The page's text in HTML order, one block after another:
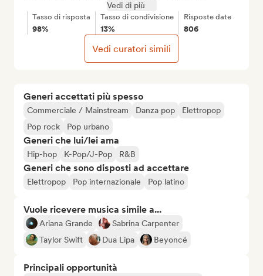
Generi accettati più spesso
Commerciale / Mainstream Danza pop
Elettropop
Pop rock
Pop urbano
Generi che lui/lei ama
Hip-hop K-Pop/J-Pop R&B
Generi che sono disposti ad accettare
Elettropop Pop internazionale Pop latino
Vuole ricevere musica simile a...
Ariana Grande
Sabrina Carpenter
Taylor Swift
Dua Lipa Beyoncé
Principali opportunità
Vedi di più
Tasso di risposta
98%
Tasso di condivisione
13%
Risposte date
806
Vedi curatori simili